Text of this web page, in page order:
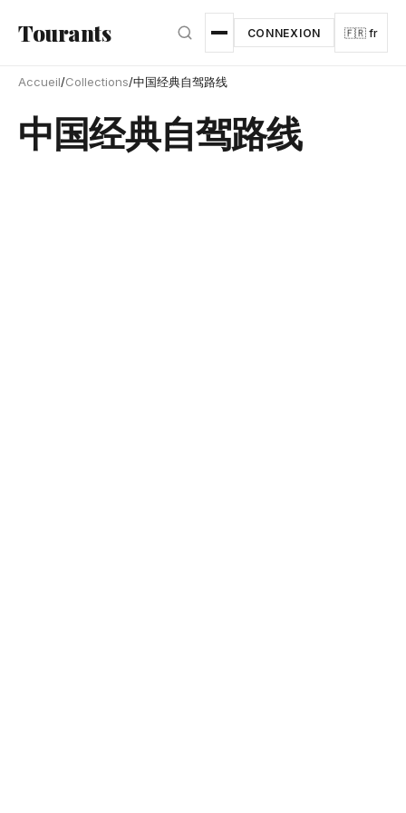
Tourants CONNEXION 🇫🇷 fr
Accueil/Collections/中国经典自驾路线
中国经典自驾路线